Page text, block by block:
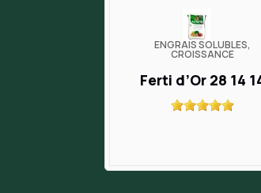
ENGRAIS SOLUBLES,
CROISSANCE
Ferti d’Or 28 14